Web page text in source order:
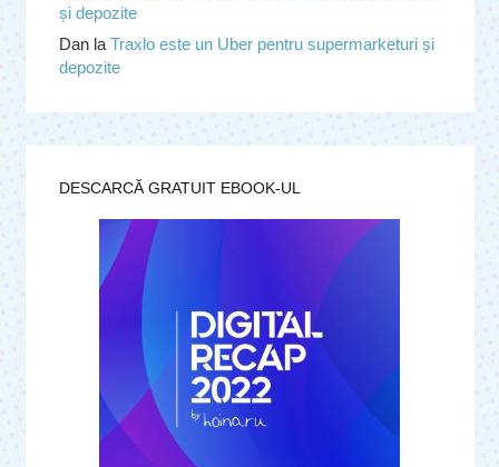
și depozite
Danla Traxlo este un Uber pentru supermarketuri și
depozite
DESCARCĂ GRATUIT EBOOK-UL